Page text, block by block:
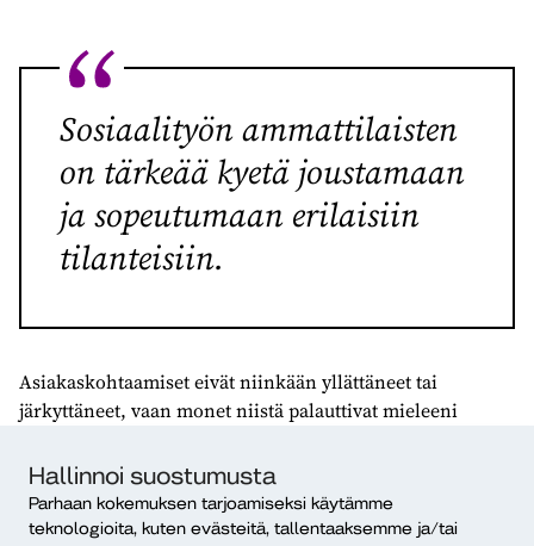
Hallinnoi suostumusta
Parhaan kokemuksen tarjoamiseksi käytämme
teknologioita, kuten evästeitä, tallentaaksemme ja/tai
Sosiaalityön ammattilaisten
on tärkeää kyetä joustamaan
ja sopeutumaan erilaisiin
tilanteisiin.
Asiakaskohtaamiset eivät niinkään yllättäneet tai
järkyttäneet, vaan monet niistä palauttivat mieleeni
(Piiroinen, 2023). Oli kiinnostavaa huomata, kuinka
vähän perusasiat, kuten vaikkapa kysymys asiakkaiden
elämänhallinnan ja toimintakyvyn haasteista sekä